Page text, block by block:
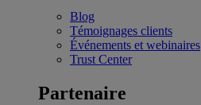
Blog
Témoignages clients
Événements et webinaires
Trust Center
Partenaire